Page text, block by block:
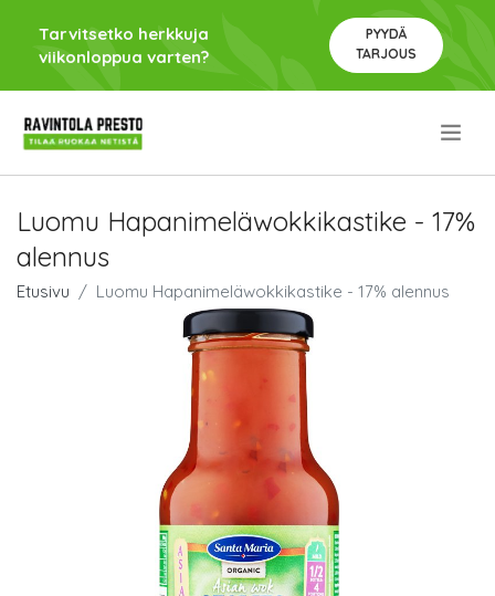
Tarvitsetko herkkuja
viikonloppua varten?
PYYDÄ
TARJOUS
Luomu Hapanimeläwokkikastike - 17%
alennus
Etusivu Luomu Hapanimeläwokkikastike - 17% alennus